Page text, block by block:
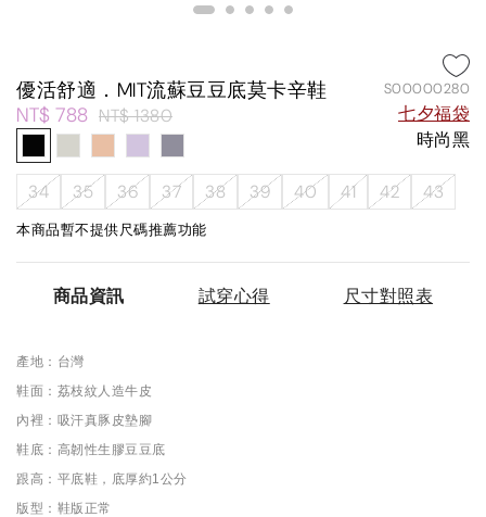
優活舒適．MIT流蘇豆豆底莫卡辛鞋 S00000280
NT$ 788 NT$ 1380
七夕福袋
時尚黑
34 35 36 37 38 39 40 41 42 43
本商品暫不提供尺碼推薦功能
商品資訊 試穿心得 尺寸對照表
產地：台灣
鞋面：荔枝紋人造牛皮
內裡：吸汗真豚皮墊腳
鞋底：高韌性生膠豆豆底
跟高：平底鞋，底厚約1公分
版型：鞋版正常